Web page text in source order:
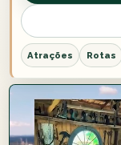
Atrações Rotas